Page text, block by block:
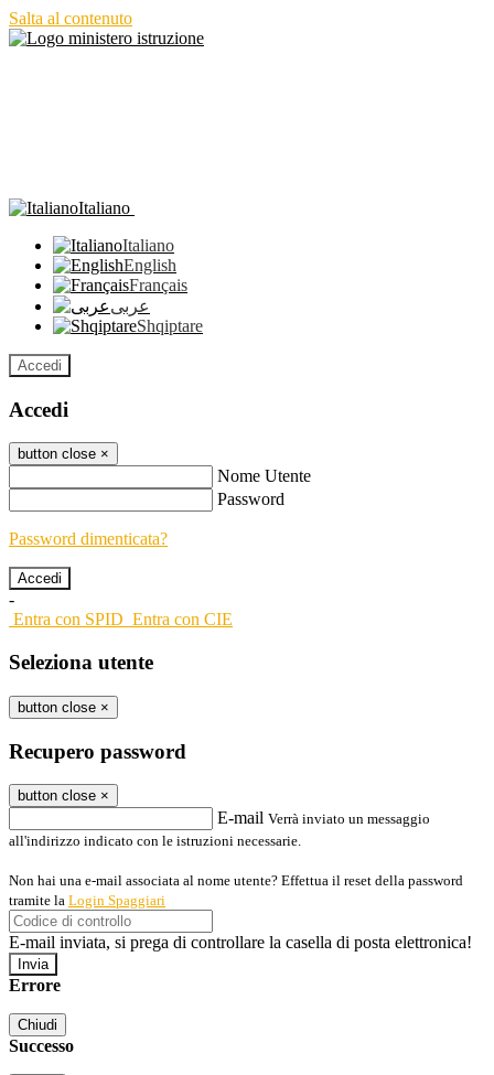
Salta al contenuto
Italiano
Italiano
English
Français
عربى
Shqiptare
Accedi
Accedi
button close ×
Nome Utente
Password
Password dimenticata?
-
Entra con SPID Entra con CIE
Seleziona utente
button close ×
Recupero password
button close ×
E-mail Verrà inviato un messaggio
all'indirizzo indicato con le istruzioni necessarie.
Non hai una e-mail associata al nome utente? Effettua il reset della password
tramite la Login Spaggiari
E-mail inviata, si prega di controllare la casella di posta elettronica!
Errore
Chiudi
Successo